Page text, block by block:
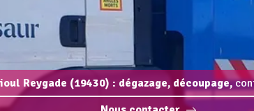
Reygade (19430) : dégazage, découpage,